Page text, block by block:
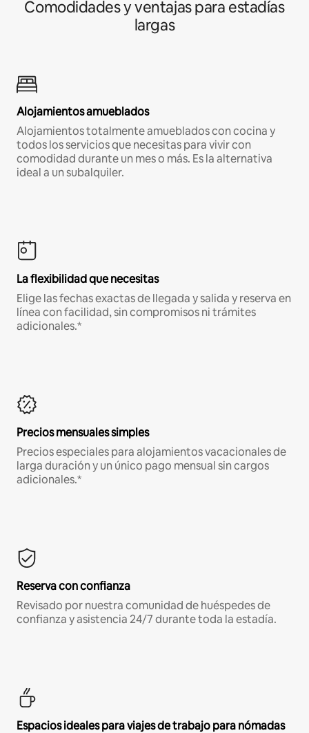
Comodidades y ventajas para estadías
largas
Alojamientos amueblados
Alojamientos totalmente amueblados con cocina y
todos los servicios que necesitas para vivir con
comodidad durante un mes o más. Es la alternativa
ideal a un subalquiler.
La flexibilidad que necesitas
Elige las fechas exactas de llegada y salida y reserva en
línea con facilidad, sin compromisos ni trámites
adicionales.*
Precios mensuales simples
Precios especiales para alojamientos vacacionales de
larga duración y un único pago mensual sin cargos
adicionales.*
Reserva con confianza
Revisado por nuestra comunidad de huéspedes de
confianza y asistencia 24/7 durante toda la estadía.
Espacios ideales para viajes de trabajo para nómadas